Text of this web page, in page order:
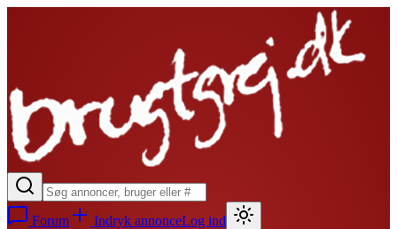
Forum Indryk annonceLog ind